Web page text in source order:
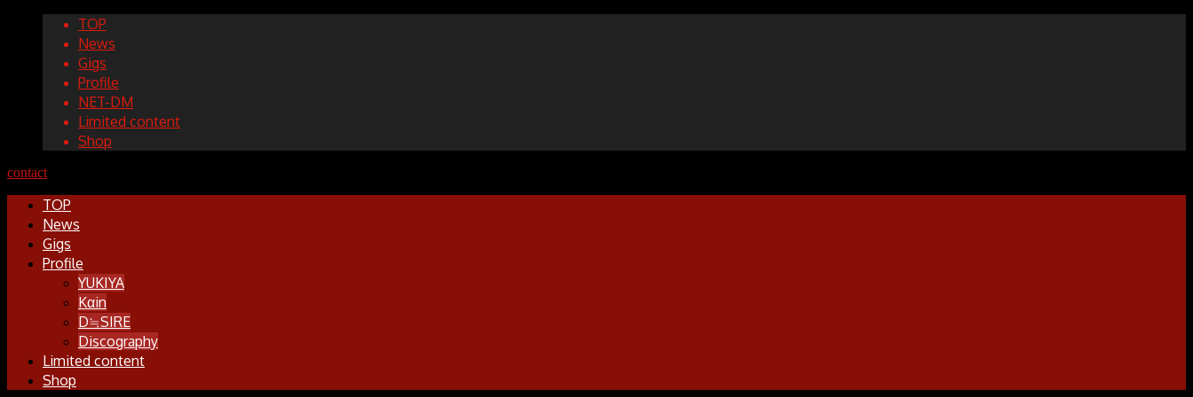
TOP
News
Gigs
Profile
NET-DM
Limited content
Shop
contact
TOP
News
Gigs
Profile
YUKIYA
Kαin
D≒SIRE
Discography
Limited content
Shop